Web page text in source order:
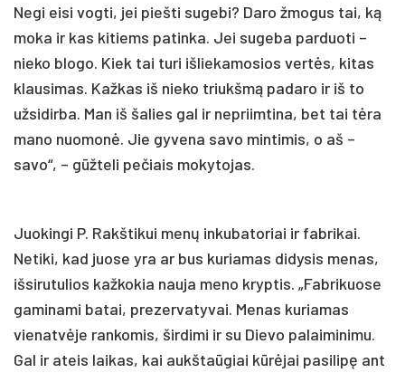
Negi eisi vogti, jei piešti sugebi? Daro žmogus tai, ką
moka ir kas kitiems patinka. Jei sugeba parduoti –
nieko blogo. Kiek tai turi išliekamosios vertės, kitas
klausimas. Kažkas iš nieko triukšmą padaro ir iš to
užsidirba. Man iš šalies gal ir nepriimtina, bet tai tėra
mano nuomonė. Jie gyvena savo mintimis, o aš –
savo“, – gūžteli pečiais mokytojas.
Juokingi P. Rakštikui menų inkubatoriai ir fabrikai.
Netiki, kad juose yra ar bus kuriamas didysis menas,
išsirutulios kažkokia nauja meno kryptis. „Fabrikuose
gaminami batai, prezervatyvai. Menas kuriamas
vienatvėje rankomis, širdimi ir su Dievo palaiminimu.
Gal ir ateis laikas, kai aukštaūgiai kūrėjai pasilipę ant